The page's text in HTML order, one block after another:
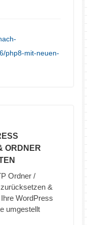
php8-mit-neuen-
ORDNER
Ordner /
&
WordPress
umgestellt